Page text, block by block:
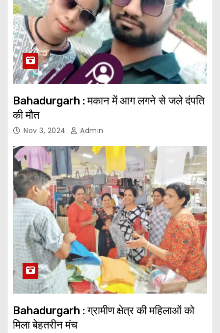
Bahadurgarh : मकान में आग लगने से जले दंपति
की मौत
Nov 3, 2024 Admin
Bahadurgarh : ग्रामीण क्षेत्र की महिलाओं को
मिला बेहतरीन मंच